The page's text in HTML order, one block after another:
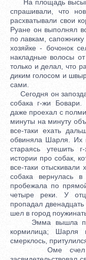
На площадь
спрашивали, что
расхватывали свои
Руане он выполнял
по лавкам, сапожнику
хозяйке - бочонок
накладные волосы
только и делал, что
диким голосом и
сами.
Сегодня он
собака г-жи
даже проехал с
минуты на минуту
все-таки ехать
обвиняла Шарля. Их
стараясь утешить
истории про собак,
все-таки
собака вернулась
пробежала по
четыре реки. У
пропадал двенадцать
шел в город
Эмма вышла
кормилица; Шарля
смерклось,
Оме счел